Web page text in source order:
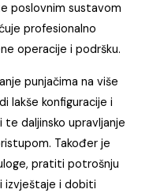
poslovnim sustavom
profesionalno
operacije i podršku.
punjačima na više
lakše konfiguracije i
daljinsko upravljanje
Također je
pratiti potrošnju
izvještaje i dobiti